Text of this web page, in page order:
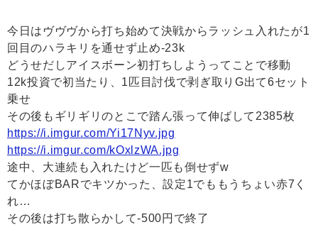
今日はヴヴヴから打ち始めて決戦からラッシュ入れたが1
回目のハラキリを通せず止め-23k
どうせだしアイスボーン初打ちしようってことで移動
12k投資で初当たり、1匹目討伐で剥ぎ取りG出て6セット
乗せ
その後もギリギリのとこで踏ん張って伸ばして2385枚
https://i.imgur.com/Yi17Nyv.jpg
https://i.imgur.com/kOxlzWA.jpg
途中、大連続も入れたけど一匹も倒せずw
てかほぼBARでキツかった、設定1でももうちょい赤7く
れ…
その後は打ち散らかして-500円で終了